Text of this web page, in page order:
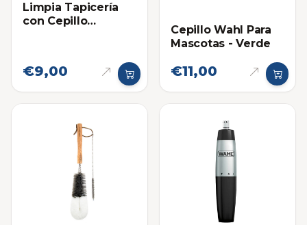
Limpia Tapicería
con Cepillo
€9,00
Cepillo Wahl Para
Mascotas - Verde
€11,00